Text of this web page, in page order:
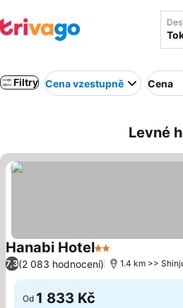
Filtry Cena vzestupně Cena
Levné
Hanabi Hotel2 Počet
7,3(2 083 hodnocení) 1.4 km >>
Od 1 833 Kč